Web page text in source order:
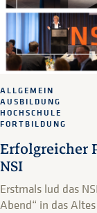
Erfolgreicher
NSI
ALLGEMEIN
AUSBILDUNG
HOCHSCHULE
FORTBILDUNG
Erstmals lud das
Abend“ in das